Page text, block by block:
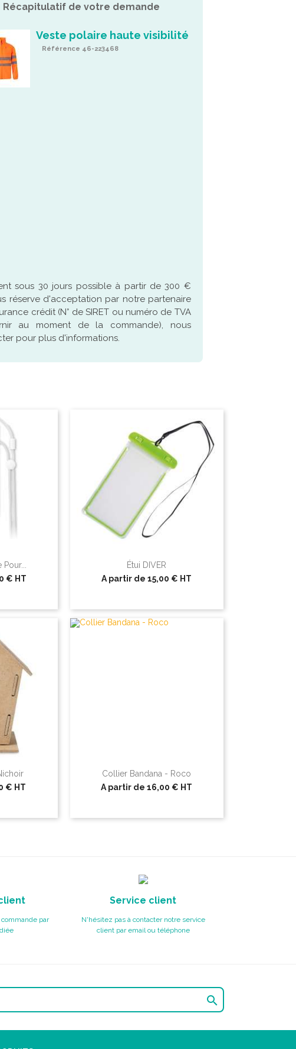
Récapitulatif de votre demande
Veste polaire haute visibilité
Référence 46-223468
sous 30 jours possible à partir de 300 €
réserve d'acceptation par notre partenaire
crédit (N° de SIRET ou numéro de TVA
au moment de la commande), nous
pour plus d'informations.
Pour...
€ HT
Étui DIVER
A partir de15,00 € HT
€ HT
Collier Bandana - Roco
A partir de16,00 € HT
par
Service client
N'hésitez pas à contacter notre service
client par email ou téléphone
